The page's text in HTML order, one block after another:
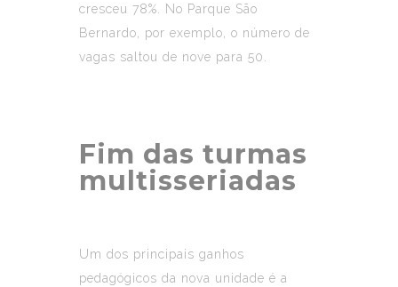
cresceu 78%. No Parque São
Bernardo, por exemplo, o número de
vagas saltou de nove para 50.
Fim das turmas
multisseriadas
Um dos principais ganhos
pedagógicos da nova unidade é a